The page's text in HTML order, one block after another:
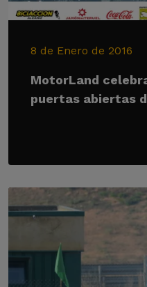
8 de Enero de 2016
MotorLand
puertas abiertas